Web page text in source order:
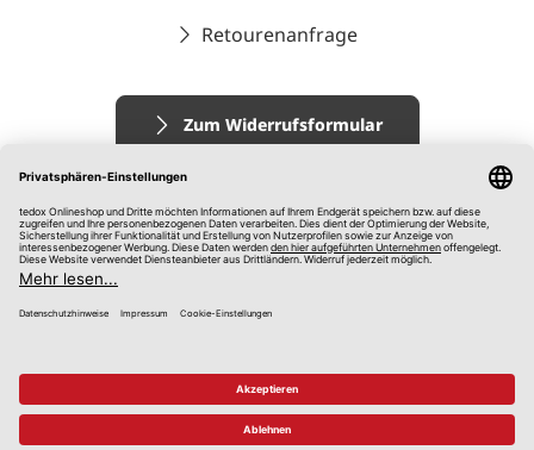
Retourenanfrage
Zum Widerrufsformular
© 2026 tedox KG
Impressum
AGB
Datenschutz
Hinweisgebersystem